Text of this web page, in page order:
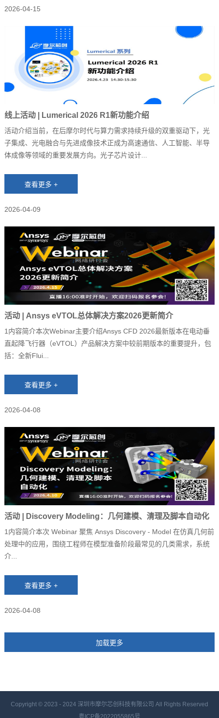
2026-04-15
线上活动 | Lumerical 2026 R1新功能介绍
活动介绍当前，在后摩尔时代与算力需求持续升级的双重驱动下，光
子集成、光电融合与先进成像技术正成为高速通信、人工智能、半导
体成像等领域的重要发展方向。光子芯片设计...
2026-04-09
活动 | Ansys eVTOL总体解决方案2026更新简介
1内容简介本次Webinar主要介绍Ansys CFD 2026最新版本在电动垂
直起降飞行器（eVTOL）产品解决方案中较前期版本的重要提升，包
括：全新Flui...
2026-04-08
活动 | Discovery Modeling：几何建模、清理及脚本自动化
1内容简介本次 Webinar 聚焦 Ansys Discovery - Model 在仿真几何前
处理中的应用，围绕工程师在模型准备阶段最常见的几类需求，系统
介...
2026-04-08
Copyright © 2023 - 2024 深圳市摩尔芯创科技有限公司 All Rights Reserved
粤ICP备2022055865号